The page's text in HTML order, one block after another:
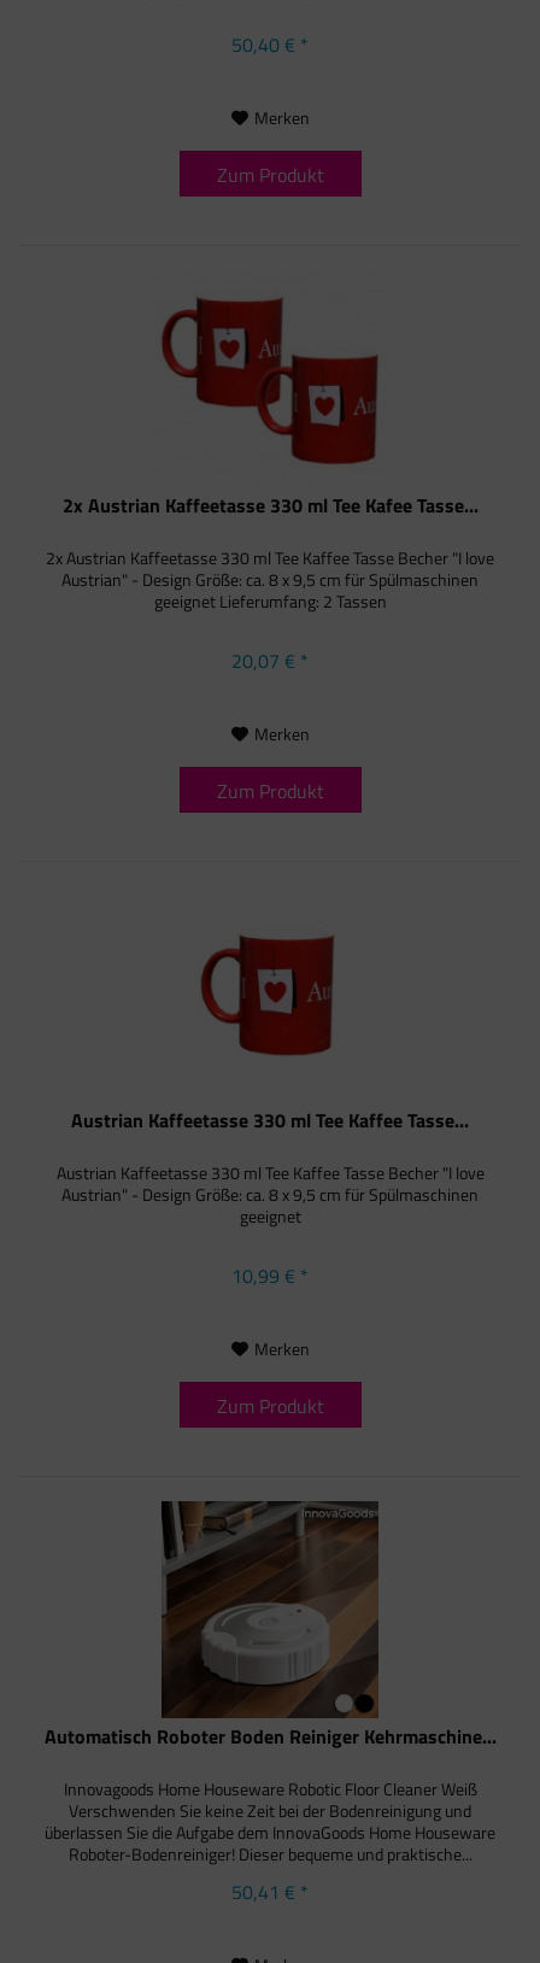
50,40 € *
Merken
Zum Produkt
2x Austrian Kaffeetasse 330 ml Tee Kafee Tasse...
2x Austrian Kaffeetasse 330 ml Tee Kaffee Tasse Becher "I love
Austrian" - Design Größe: ca. 8 x 9,5 cm für Spülmaschinen
geeignet Lieferumfang: 2 Tassen
20,07 € *
Merken
Zum Produkt
Austrian Kaffeetasse 330 ml Tee Kaffee Tasse...
Austrian Kaffeetasse 330 ml Tee Kaffee Tasse Becher "I love
Austrian" - Design Größe: ca. 8 x 9,5 cm für Spülmaschinen
geeignet
10,99 € *
Merken
Zum Produkt
Automatisch Roboter Boden Reiniger Kehrmaschine...
Innovagoods Home Houseware Robotic Floor Cleaner Weiß
Verschwenden Sie keine Zeit bei der Bodenreinigung und
überlassen Sie die Aufgabe dem InnovaGoods Home Houseware
Roboter-Bodenreiniger! Dieser bequeme und praktische...
50,41 € *